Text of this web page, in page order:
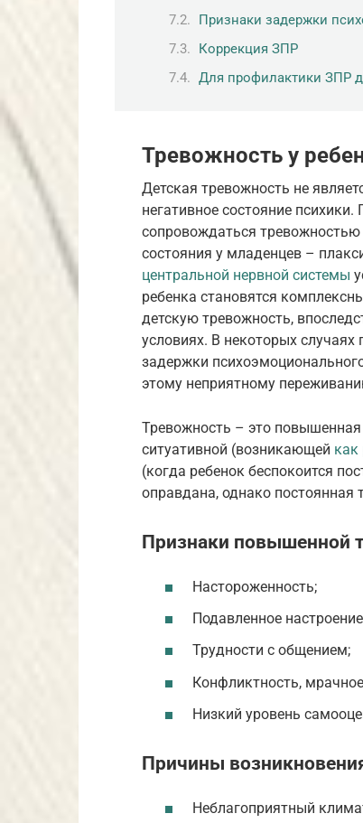
Признаки задержки
Коррекция ЗПР
Для профилактики ЗПР
Тревожность у
Детская тревожность не
негативное состояние
сопровождаться тревожностью
состояния у младенцев –
центральной нервной системы
ребенка становятся
детскую тревожность,
условиях. В некоторых
задержки
этому неприятному
Тревожность – это
ситуативной (возникающей как
(когда ребенок беспокоится
оправдана, однако постоянная
Признаки повышенной
Настороженность;
Подавленное
Трудности с общением;
Конфликтность,
Низкий уровень
Причины
Неблагоприятный